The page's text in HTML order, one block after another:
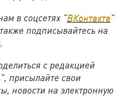
в соцсетях "ВКонтакте"
подписывайтесь на
.
с редакцией
присылайте свои
новости на электронную